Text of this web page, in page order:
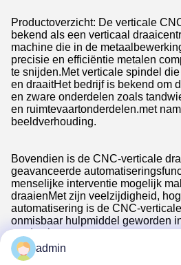
Productoverzicht: De verticale
bekend als een verticaal
machine die in de
precisie en efficiëntie metalen
te snijden.Met verticale spindel
en draaitHet bedrijf is bekend om
en zware onderdelen zoals
en ruimtevaartonderdelen.met
beeldverhouding.
Bovendien is de CNC-verticale
geavanceerde
menselijke interventie mogelijk
draaienMet zijn veelzijdigheid,
automatisering is de CNC-
onmisbaar hulpmiddel geworden
productieprocessen.
De CNC-verticale draaibank is
admin